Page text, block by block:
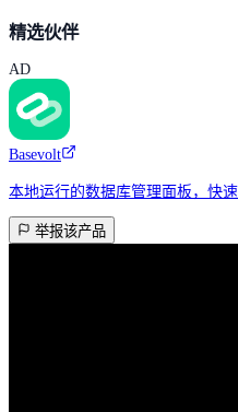
精选伙伴
AD
Basevolt
本地运行的数据库管理面板，快
举报该产品